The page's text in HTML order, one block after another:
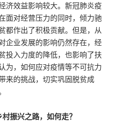
济效益影响较大。新冠肺炎疫
面对经营压力的同时，倾力驰
都作出了积极贡献。但是，从
企业发展的影响仍然存在，经
投入力度的降低，也影响了扶
为，如何应对疫情等不可抗力
来的挑战，切实巩固脱贫成
振兴之路，如何走？